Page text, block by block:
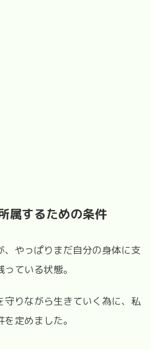
属するための条件
やっぱりまだ自分の身体に支
ている状態。
守りながら生きていく為に、私
定めました。